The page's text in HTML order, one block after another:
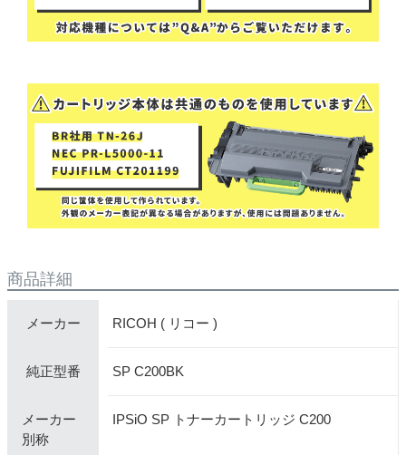
商品詳細
メーカー RICOH ( リコー )
純正型番 SP C200BK
メーカー
別称
IPSiO SP トナーカートリッジ C200